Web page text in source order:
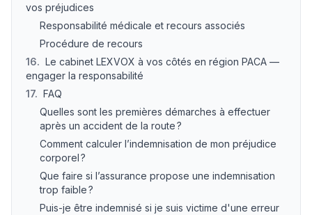
vos préjudices
Responsabilité médicale et recours associés
Procédure de recours
16. Le cabinet LEXVOX à vos côtés en région PACA —
engager la responsabilité
17. FAQ
Quelles sont les premières démarches à effectuer
après un accident de la route ?
Comment calculer l’indemnisation de mon préjudice
corporel ?
Que faire si l’assurance propose une indemnisation
trop faible ?
Puis-je être indemnisé si je suis victime d'une erreur